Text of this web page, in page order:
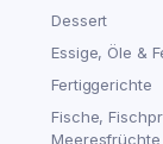
Dessert
Essige, Öle &
Fertiggerichte
Fische,
Meeresfrüchte